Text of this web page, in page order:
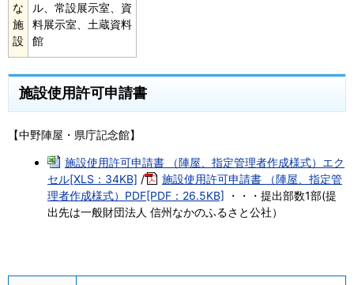
な
施
設
ル、常設展示室、資
料展示室、土蔵資料
館
施設使用許可申請書
【中野陣屋・県庁記念館】
施設使用許可申請書 （陣屋、指定管理者作成様式）エク
セル[XLS：34KB] /
施設使用許可申請書 （陣屋、指定管
理者作成様式）PDF[PDF：26.5KB] ・・・提出部数1部(提
出先は一般財団法人 信州なかのふるさと公社）